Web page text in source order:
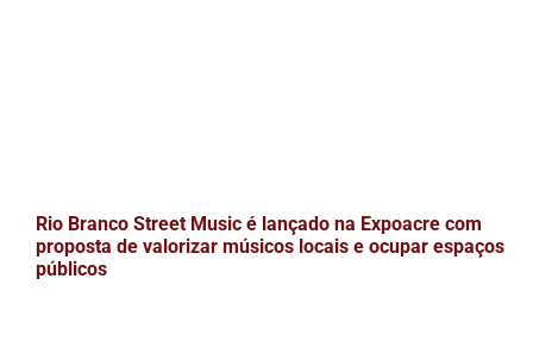
Rio Branco Street Music é lançado na Expoacre com
proposta de valorizar músicos locais e ocupar espaços
públicos